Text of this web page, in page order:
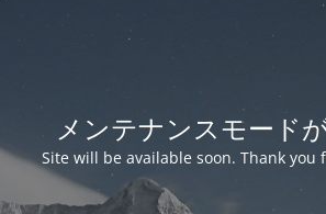
メンテナンスモード
Site will be available soon. Thank you